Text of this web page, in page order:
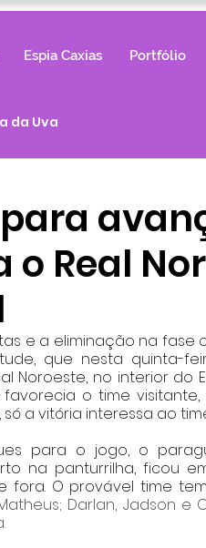
Espia Caxias Portfólio
da Uva
Real
e a eliminação na fase
que nesta quinta-
Noroeste, no interior do
o time
a vitória interessa ao
para o jogo, o
na panturrilha, ficou
fora. O provável time tem
Darlan, Jadson e